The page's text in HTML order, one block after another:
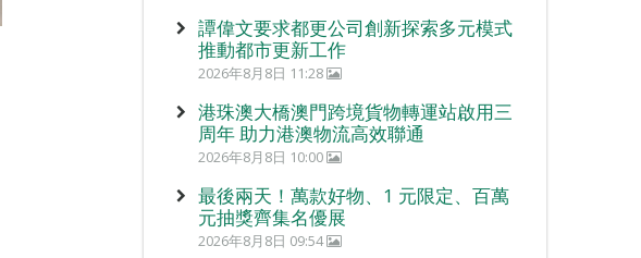
譚偉文要求都更公司創新探索多元模式
推動都市更新工作
2026年8月8日 11:28
港珠澳大橋澳門跨境貨物轉運站啟用三
周年 助力港澳物流高效聯通
2026年8月8日 10:00
最後兩天！萬款好物、1 元限定、百萬
元抽獎齊集名優展
2026年8月8日 09:54